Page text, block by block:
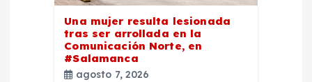
Una mujer resulta lesionada
tras ser arrollada en la
Comunicación Norte, en
#Salamanca
agosto 7, 2026